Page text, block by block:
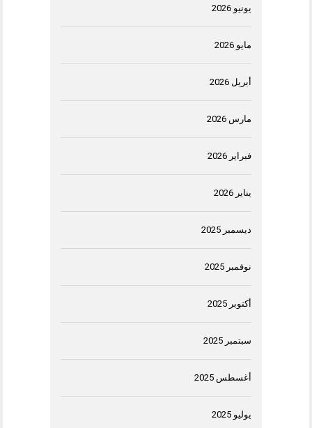
يونيو 2026
مايو 2026
أبريل 2026
مارس 2026
فبراير 2026
يناير 2026
ديسمبر 2025
نوفمبر 2025
أكتوبر 2025
سبتمبر 2025
أغسطس 2025
يوليو 2025